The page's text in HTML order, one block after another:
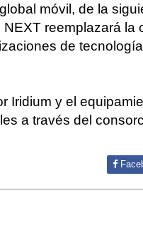
móvil, de la
reemplazará la
de
Iridium y el
a través del